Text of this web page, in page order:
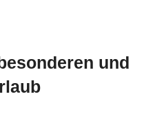
und